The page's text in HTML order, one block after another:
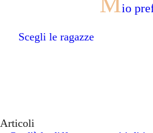
io
Scegli le ragazze
Articoli